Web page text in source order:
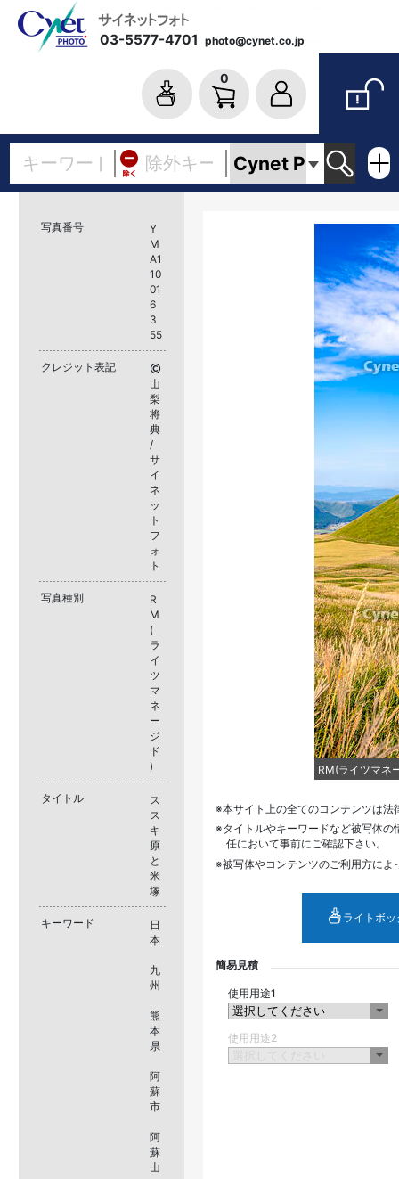
03-5577-4701 photo@cynet.co.jp
0
写真番号
Y
M
A1
10
01
6
3
55
クレジット表記
山
梨
将
典
/
サ
イ
ネ
ッ
ト
フ
ォ
ト
写真種別
R
M
(
ラ
イ
ツ
マ
ネ
ー
ジ
ド
)
タイトル
ス
ス
キ
原
と
米
塚
キーワード
日
本
九
州
熊
本
県
阿
蘇
市
阿
蘇
山
RM(ライツマネ
本サイト上の全てのコンテンツは
タイトルやキーワードなど被写体
任において事前にご確認下さい。
被写体やコンテンツのご利用方に
ライトボ
簡易見積
使用用途1
使用用途2